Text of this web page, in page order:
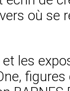
où se
les